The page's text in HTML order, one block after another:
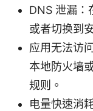
DNS 泄漏：
或者切换到
应用无法访
本地防火墙
规则。
电量快速消